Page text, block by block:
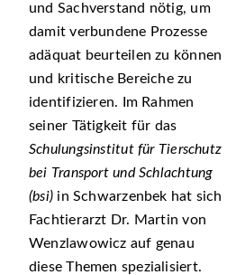
und Sachverstand nötig, um
damit verbundene Prozesse
adäquat beurteilen zu können
und kritische Bereiche zu
identifizieren. Im Rahmen
seiner Tätigkeit für das
Schulungsinstitut für Tierschutz
bei Transport und Schlachtung
(bsi) in Schwarzenbek hat sich
Fachtierarzt Dr. Martin von
Wenzlawowicz auf genau
diese Themen spezialisiert.